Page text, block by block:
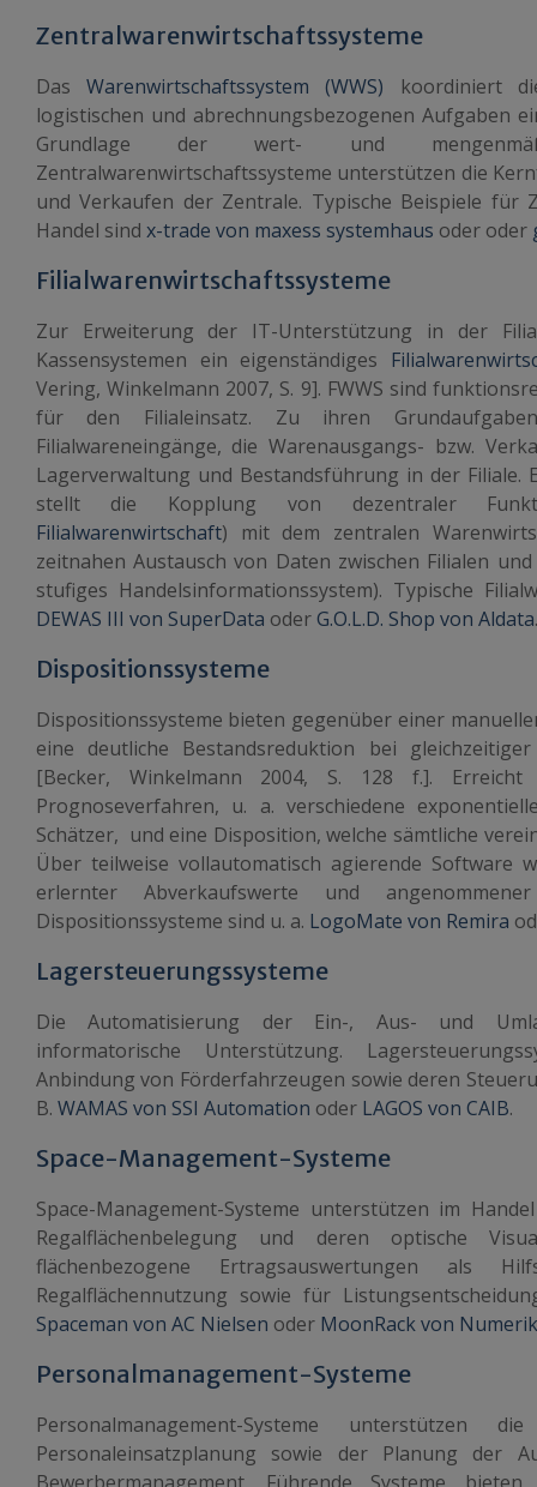
Zentralwarenwirtschaftssysteme
DasWarenwirtschaftssystem (WWS) koordiniert
logistischen und abrechnungsbezogenen Aufgaben
Grundlage der wert- und
Zentralwarenwirtschaftssysteme unterstützen die
und Verkaufen der Zentrale. Typische Beispiele für
Handel sind x-trade von maxess systemhaus oder oder
Filialwarenwirtschaftssysteme
Zur Erweiterung der IT-Unterstützung in der
Kassensystemen ein eigenständiges
Vering, Winkelmann 2007, S. 9]. FWWS sind
für den Filialeinsatz. Zu ihren
Filialwareneingänge, die Warenausgangs- bzw.
Lagerverwaltung und Bestandsführung in der Filiale.
stellt die Kopplung von dezentraler
Filialwarenwirtschaft) mit dem zentralen
zeitnahen Austausch von Daten zwischen Filialen
stufiges Handelsinformationssystem). Typische
DEWAS III von SuperData oderG.O.L.D. Shop von Aldata.
Dispositionssysteme
Dispositionssysteme bieten gegenüber einer
eine deutliche Bestandsreduktion bei
[Becker, Winkelmann 2004, S. 128 f.].
Prognoseverfahren, u. a. verschiedene
Schätzer, und eine Disposition, welche sämtliche
Über teilweise vollautomatisch agierende Software
erlernter Abverkaufswerte und
Dispositionssysteme sind u. a. LogoMate von Remira
Lagersteuerungssysteme
Die Automatisierung der Ein-, Aus- und
informatorische Unterstützung.
Anbindung von Förderfahrzeugen sowie deren
B. WAMAS von SSI Automation oder LAGOS von CAIB.
Space-Management-Systeme
Space-Management-Systeme unterstützen im
Regalflächenbelegung und deren optische
flächenbezogene Ertragsauswertungen als
Regalflächennutzung sowie für
Spaceman von AC Nielsen oder MoonRack von
Personalmanagement-Systeme
Personalmanagement-Systeme unterstützen
Personaleinsatzplanung sowie der Planung der